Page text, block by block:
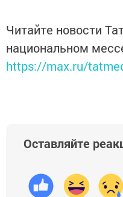
Читайте новости
национальном
https://max.ru/
Оставляйте